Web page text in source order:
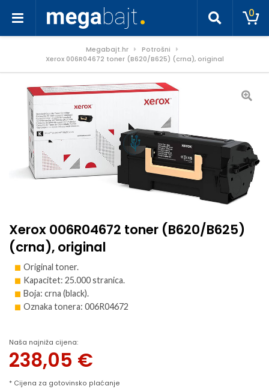
0
Megabajt.hr
Potrošni
Xerox 006R04672 toner (B620/B625) (crna), original
Xerox 006R04672 toner (B620/B625)
(crna), original
Original toner.
Kapacitet: 25.000 stranica.
Boja: crna (black).
Oznaka tonera: 006R04672
Naša najniža cijena:
238,05 €
* Cijena za gotovinsko plaćanje